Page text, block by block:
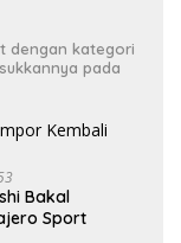
dengan kategori
pada
Bakal
Sport